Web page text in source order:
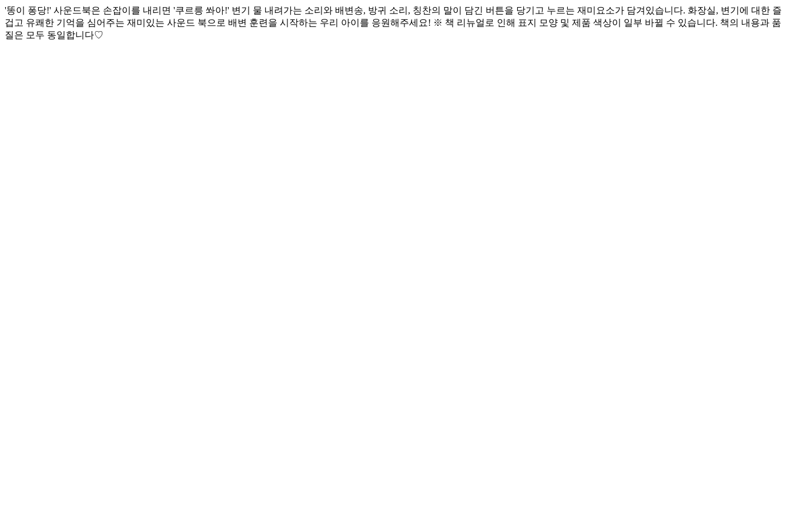
'똥이 퐁당!' 사운드북은 손잡이를 내리면 '쿠르릉 쏴아!' 변기 물 내려가는 소리와 배변송, 방귀 소리, 칭찬의 말이 담긴 버튼을 당기고 누르는 재미요소가 담겨있습니다. 화장실, 변기에 대한 즐
겁고 유쾌한 기억을 심어주는 재미있는 사운드 북으로 배변 훈련을 시작하는 우리 아이를 응원해주세요! ※ 책 리뉴얼로 인해 표지 모양 및 제품 색상이 일부 바뀔 수 있습니다. 책의 내용과 품
질은 모두 동일합니다♡